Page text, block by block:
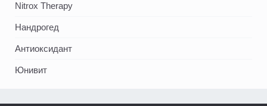
Nitrox Therapy
Нандрогед
Антиоксидант
Юнивит